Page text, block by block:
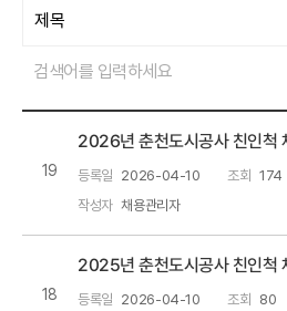
19
2026년 춘천도시공사 친인척
등록일 2026-04-10 조회 174
작성자 채용관리자
18
2025년 춘천도시공사 친인척
등록일 2026-04-10 조회 80